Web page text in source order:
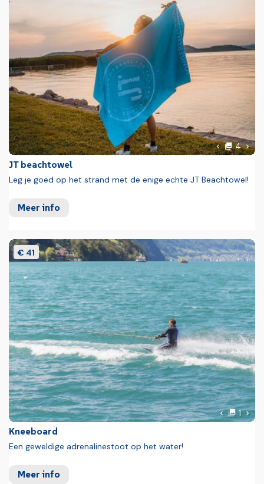
JT beachtowel
Leg je goed op het strand met de enige echte JT Beachtowel!
Meer info
Vorige foto
4
Kneeboard
Een geweldige adrenalinestoot op het water!
Meer info
€ 41
Vorige foto
1Foto